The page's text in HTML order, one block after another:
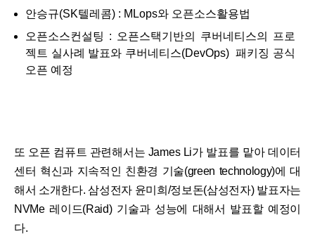
안승규(SK텔레콤) : MLops와 오픈소스활용법
오픈소스컨설팅 : 오픈스택기반의 쿠버네티스의 프로
젝트 실사례 발표와 쿠버네티스(DevOps) 패키징 공식
오픈 예정
또 오픈 컴퓨트 관련해서는 James Li가 발표를 맡아 데이터
센터 혁신과 지속적인 친환경 기술(green technology)에 대
해서 소개한다. 삼성전자 윤미희/정보돈(삼성전자) 발표자는
NVMe 레이드(Raid) 기술과 성능에 대해서 발표할 예정이
다.